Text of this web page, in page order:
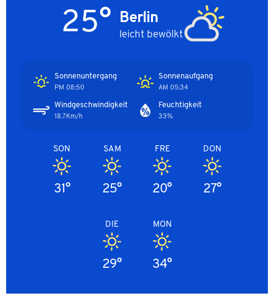
Berlin
leicht bewölkt
25°
Sonnenaufgang
05:34 AM
Sonnenuntergang
08:50 PM
Feuchtigkeit
33%
Windgeschwindigkeit
18.7Km/h
DON
27°
FRE
20°
SAM
25°
SON
31°
MON
34°
DIE
29°